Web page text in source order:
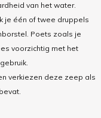
van het water.
je één of twee druppels
Poets zoals je
voorzichtig met het
verkiezen deze zeep als